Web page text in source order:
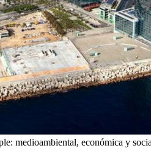
medioambiental, económica y